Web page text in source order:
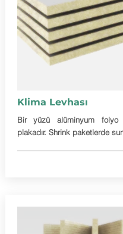
Klima Levhası
Bir yüzü alüminyum
plakadır. Shrink paketlerde